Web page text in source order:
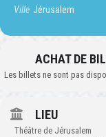
Ville Jérusalem
ACHAT DE
Les billets ne sont pas
LIEU
Théâtre de Jérusalem